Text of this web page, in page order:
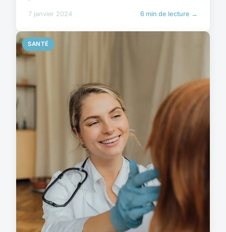
7 janvier 2024 6 min de lecture →
SANTÉ